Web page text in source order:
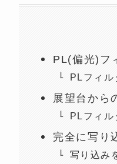
PL(偏光)フ
PLフィル
展望台から
PLフィル
完全に写り
写り込み